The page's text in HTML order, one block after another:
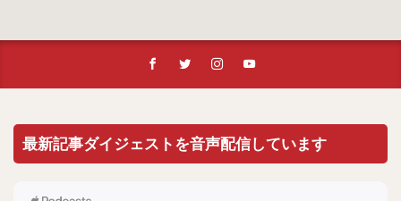
最新記事ダイジェストを音声配信しています